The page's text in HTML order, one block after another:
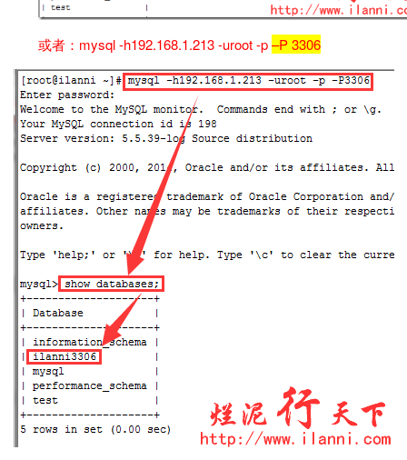
或者：mysql -h192.168.1.213 -uroot -p–P 3306